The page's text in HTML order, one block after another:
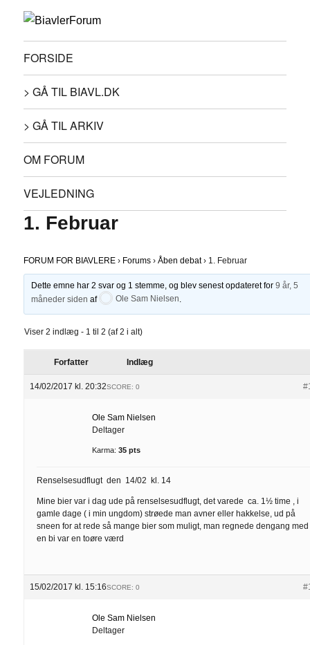
FORSIDE
> GÅ TIL BIAVL.DK
> GÅ TIL ARKIV
OM FORUM
VEJLEDNING
1. Februar
FORUM FOR BIAVLERE › Forums › Åben debat › 1. Februar
Dette emne har 2 svar og 1 stemme, og blev senest opdateret for 9 år, 5
måneder siden af Ole Sam Nielsen
Viser 2 indlæg - 1 til 2 (af 2 i alt)
Forfatter Indlæg
14/02/2017 kl. 20:32SCORE: 0
Ole Sam Nielsen
Deltager
Karma: 35 pts
Renselsesudflugt den 14/02 kl. 14
Mine bier var i dag ude på renselsesudflugt, det varede ca. 1½ time , i
gamle dage ( i min ungdom) strøede man avner eller hakkelse, ud på
sneen for at rede så mange bier som muligt, man regnede dengang
en bi var en toøre værd
15/02/2017 kl. 15:16SCORE: 0
Ole Sam Nielsen
Deltager